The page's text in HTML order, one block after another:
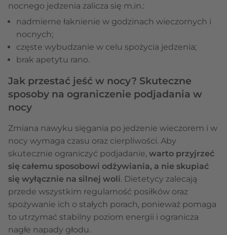
nocnego jedzenia zalicza się m.in.:
nadmierne łaknienie w godzinach wieczornych i
nocnych;
częste wybudzanie w celu spożycia jedzenia;
brak apetytu rano.
Jak przestać jeść w nocy? Skuteczne
sposoby na ograniczenie podjadania w
nocy
Zmiana nawyku sięgania po jedzenie wieczorem i w
nocy wymaga czasu oraz cierpliwości. Aby
skutecznie ograniczyć podjadanie, warto przyjrzeć
się całemu sposobowi odżywiania, a nie skupiać
się wyłącznie na silnej woli. Dietetycy zalecają
przede wszystkim regularność posiłków oraz
spożywanie ich o stałych porach, ponieważ pomaga
to utrzymać stabilny poziom energii i ogranicza
nagłe napady głodu.